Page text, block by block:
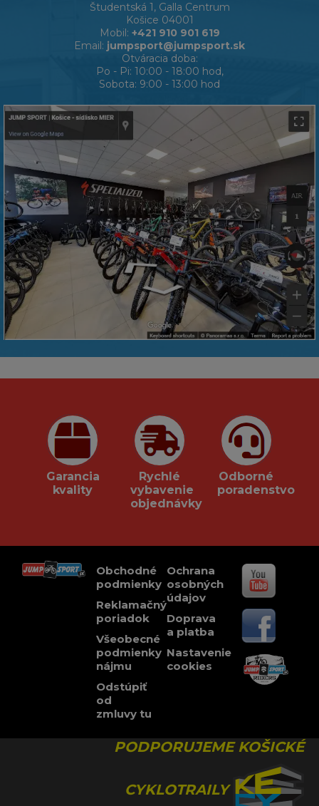
Študentská 1, Galla Centrum
Košice 04001
Mobil: +421 910 901 619
Email: jumpsport@jumpsport.sk
Otváracia doba:
Po - Pi: 10:00 - 18:00 hod,
Sobota: 9:00 - 13:00 hod
Garancia
kvality
Rychlé
vybavenie
objednávky
Odborné
poradenstvo
Obchodné
podmienky
Reklamačný
poriadok
Všeobecné
podmienky
nájmu
Odstúpiť
od
zmluvy tu
Ochrana
osobných
údajov
Doprava
a platba
Nastavenie
cookies
PODPORUJEME KOŠICKÉ
CYKLOTRAILY